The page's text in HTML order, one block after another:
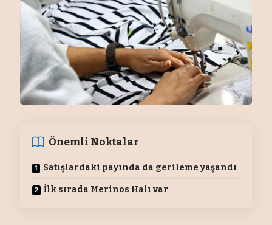
Önemli Noktalar
Satışlardaki payında da gerileme yaşandı
İlk sırada Merinos Halı var